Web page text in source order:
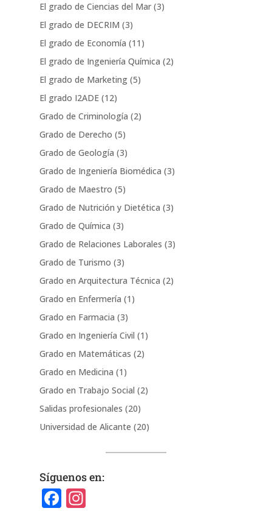
El grado de Ciencias del Mar(3)
El grado de DECRIM (3)
El grado de Economía (11)
El grado de Ingeniería Química (2)
El grado de Marketing(5)
El grado I2ADE(12)
Grado de Criminología (2)
Grado de Derecho (5)
Grado de Geología (3)
Grado de Ingeniería Biomédica (3)
Grado de Maestro (5)
Grado de Nutrición y Dietética (3)
Grado de Química (3)
Grado de Relaciones Laborales (3)
Grado de Turismo (3)
Grado en Arquitectura Técnica (2)
Grado en Enfermería (1)
Grado en Farmacia (3)
Grado en Ingeniería Civil (1)
Grado en Matemáticas (2)
Grado en Medicina (1)
Grado en Trabajo Social (2)
Salidas profesionales (20)
Universidad de Alicante (20)
Síguenos en:
F In